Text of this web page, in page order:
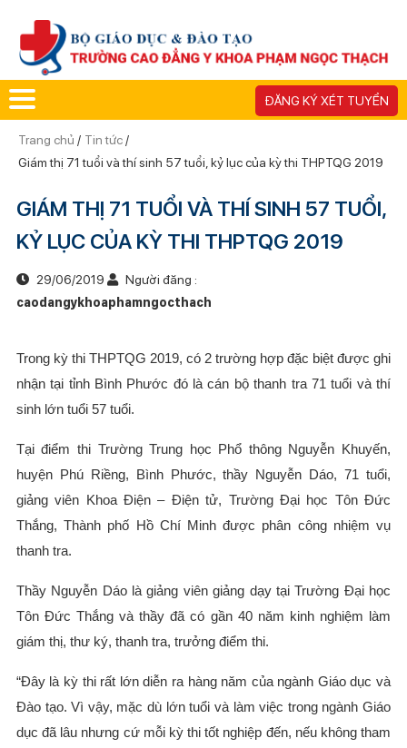
ĐĂNG KÝ XÉT TUYỂN
Trang chủ / Tin tức/
Giám thị 71 tuổi và thí sinh 57 tuổi, kỷ lục của kỳ thi THPTQG 2019
GIÁM THỊ 71 TUỔI VÀ THÍ SINH 57 TUỔI,
KỶ LỤC CỦA KỲ THI THPTQG 2019
29/06/2019
Người đăng :
caodangykhoaphamngocthach
Trong kỳ thi THPTQG 2019, có 2 trường hợp đặc biệt được ghi
nhận tại tỉnh Bình Phước đó là cán bộ thanh tra 71 tuổi và thí
sinh lớn tuổi 57 tuổi.
Tại điểm thi Trường Trung học Phổ thông Nguyễn Khuyến,
huyện Phú Riềng, Bình Phước, thầy Nguyễn Dáo, 71 tuổi,
giảng viên Khoa Điện – Điện tử, Trường Đại học Tôn Đức
Thắng, Thành phố Hồ Chí Minh được phân công nhiệm vụ
thanh tra.
Thầy Nguyễn Dáo là giảng viên giảng dạy tại Trường Đại học
Tôn Đức Thắng và thầy đã có gần 40 năm kinh nghiệm làm
giám thị, thư ký, thanh tra, trưởng điểm thi.
“Đây là kỳ thi rất lớn diễn ra hàng năm của ngành Giáo dục và
Đào tạo. Vì vậy, mặc dù lớn tuổi và làm việc trong ngành Giáo
dục đã lâu nhưng cứ mỗi kỳ thi tốt nghiệp đến, nếu không tham